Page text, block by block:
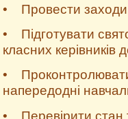
• Провести заходи
• Підготувати
класних керівників
• Проконтролювати
напередодні
• Перевірити стан